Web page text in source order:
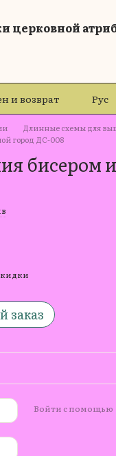
церковной
и возврат
Рус
Длинные схемы для
город ДС-008
бисером
заказ
Войти с помощью